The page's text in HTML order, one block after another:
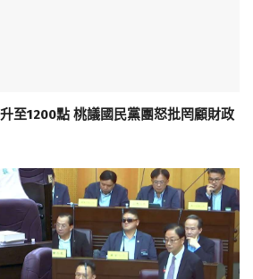
至1200點 桃議國民黨團怒批罔顧財政